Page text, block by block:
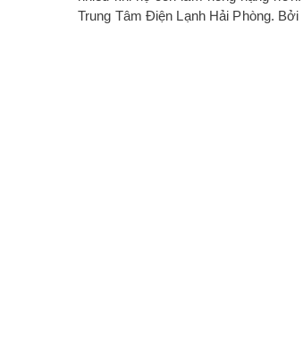
Trung Tâm Điện Lạnh Hải Phòng.